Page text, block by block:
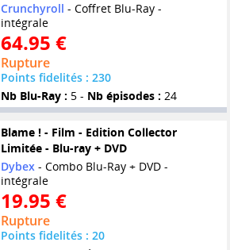
Crunchyroll - Coffret Blu-Ray -
intégrale
64.95 €
Rupture
Points fidelités : 230
Nb Blu-Ray : 5 - Nb épisodes : 24
Blame ! - Film - Edition Collector
Limitée - Blu-ray + DVD
Dybex- Combo Blu-Ray + DVD -
intégrale
19.95 €
Rupture
Points fidelités : 20